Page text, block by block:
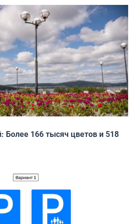
166 тысяч цветов и 518